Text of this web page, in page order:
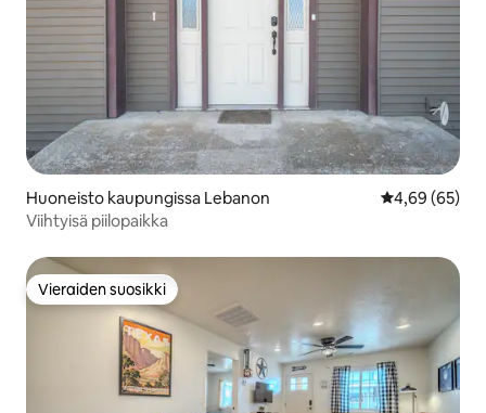
Huoneisto kaupungissa Lebanon
4,69 (65)
Viihtyisä piilopaikka
Vieraiden suosikki
Vieraiden suosikki